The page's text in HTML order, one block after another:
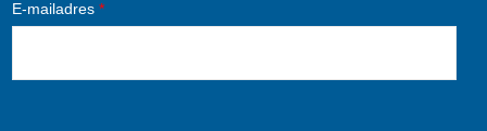
E-mailadres *